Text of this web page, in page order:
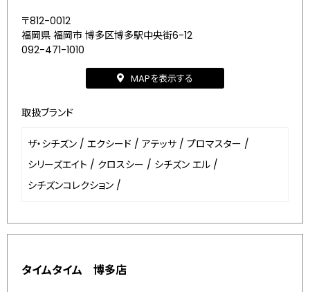
〒812-0012
福岡県 福岡市 博多区博多駅中央街6-12
092-471-1010
MAPを表示する
取扱ブランド
ザ・シチズン / エクシード / アテッサ / プロマスター /
シリーズエイト / クロスシー / シチズン エル /
シチズンコレクション /
タイムタイム 博多店